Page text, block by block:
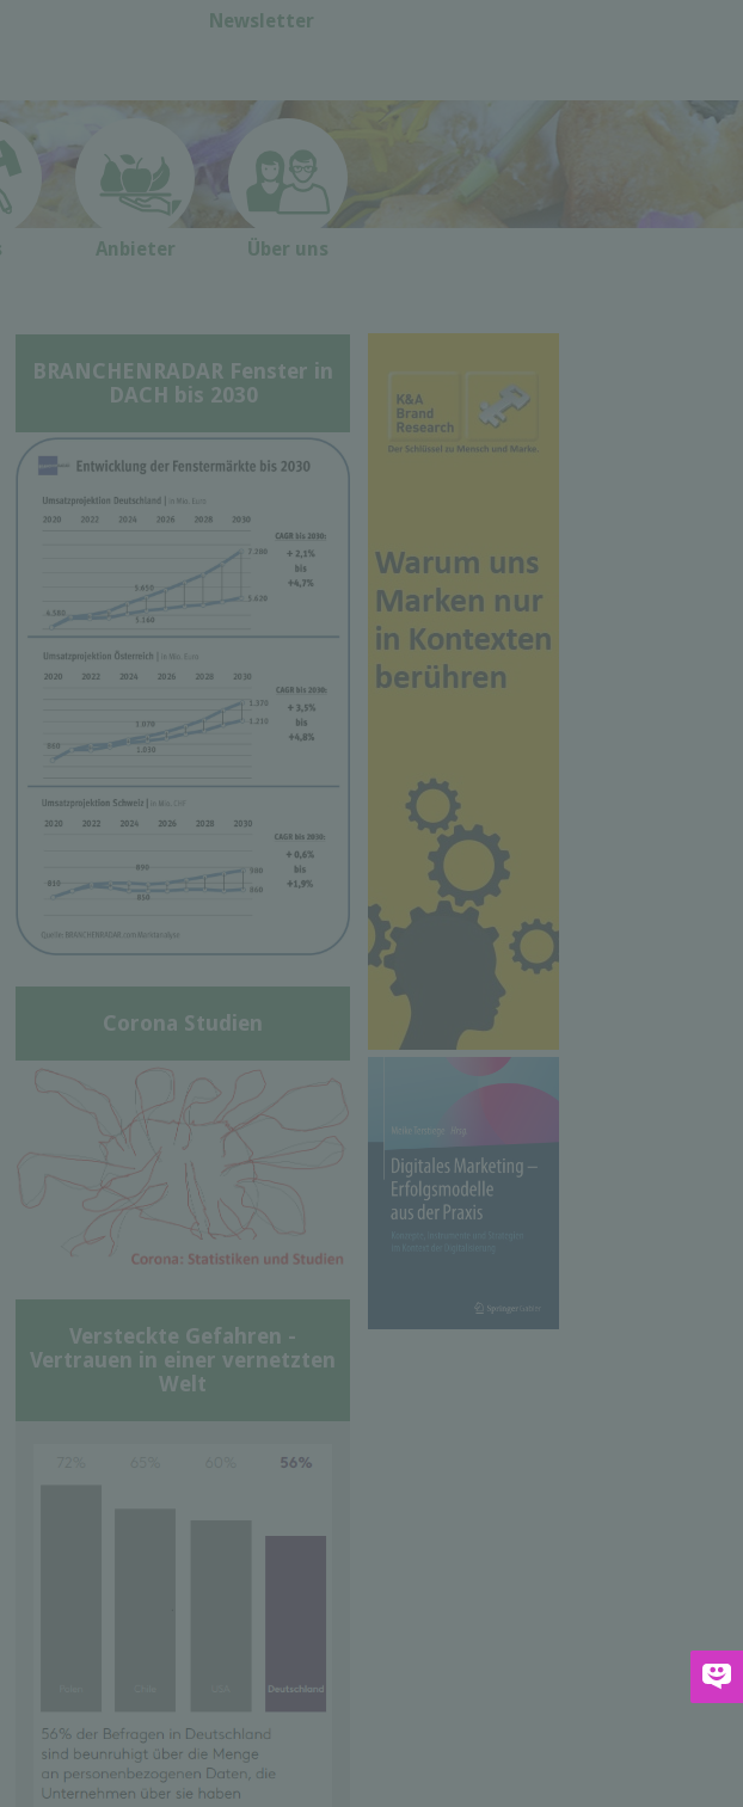
Newsletter
Anbieter Über uns
BRANCHENRADAR Fenster in
DACH bis 2030
Corona Studien
Versteckte Gefahren -
Vertrauen in einer vernetzten
Welt